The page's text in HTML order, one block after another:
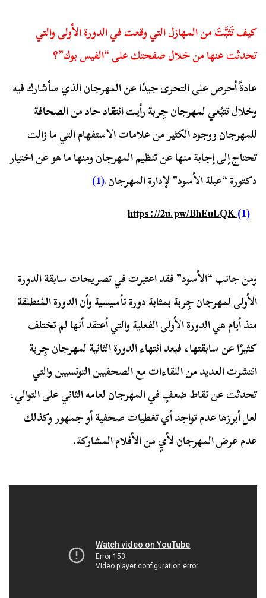
كيف تَثبَّتَ من المهازل التي وقعت في الدورة الأولى والتي
تحدثت عنها من خلال صفحتك على “الفيس بوك”؟
عادةً أحرص على التحرى جيدًا عن المهرجان الذي سأشارك فيه
وخلال تتبُعي لمهرجان جِربة رأيت انتقاد حاد من الصحافة
للمهرجان ووجود الكثير من علامات الاستفهام التي ما زالت
تحتاج إلى إجابة منها عن تنظيم المهرجان ومنها ما هو عن اختيار
دكتورة “عبلة الأسود” لإدارة المهرجان.(1)
https://2u.pw/BhEuLQK(1)
ومن جانب “الأسود” فقد اعتبرت في تصريحات سابقة الدورة
الأولى لمهرجان جِربة بمثابة دورة تأسيسية وأن الدورة المُنطلقة
منذ أيام هي الدورة الأولى الفعلية والتي أعتقد أنها لم تختلف
كثيرًا عن سابقتها، فبعد انتهاء الدورة الثانية لمهرجان جِربة
انتشرت العديد من اللقاءات مع الصحفيين التونسيين والتي
تحدثت عن نقاط ضعفٍ في المهرجان لعامه الثاني على التوالي،
لعل أبرزها عدم تواجد أي تغطيات صحفية أو جمهور وكذلك
عدم عرض المهرجان لأيٍ من الأفلام المشاركة.